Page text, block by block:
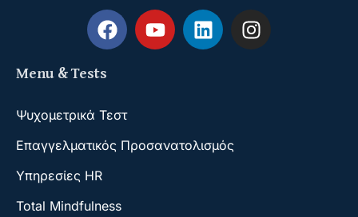
Menu & Tests
Ψυχομετρικά Τεστ
Επαγγελματικός Προσανατολισμός
Υπηρεσίες HR
Total Mindfulness